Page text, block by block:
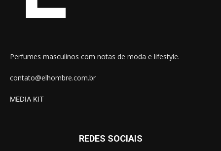
Perfumes masculinos com notas de moda e lifestyle.
contato@elhombre.com.br
MEDIA KIT
REDES SOCIAIS